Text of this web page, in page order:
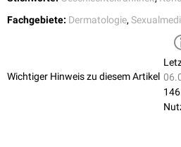
Fachgebiete: Dermatologie,
Wichtiger Hinweis zu diesem Artikel